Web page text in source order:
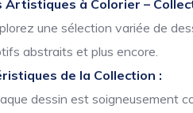
Artistiques à Colorier –
une sélection variée de
abstraits et plus encore.
de la Collection :
dessin est soigneusement